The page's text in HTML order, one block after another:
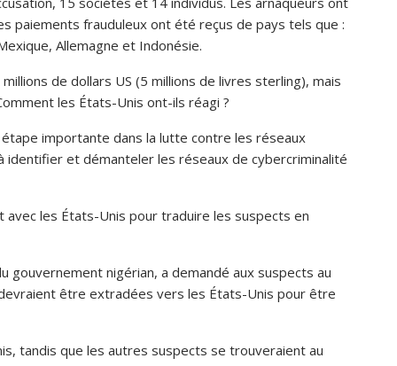
paiements frauduleux ont été reçus de pays tels que :
Allemagne et Indonésie.
de dollars US (5 millions de livres sterling), mais
les États-Unis ont-ils réagi ?
étape importante dans la lutte contre les réseaux
identifier et démanteler les réseaux de cybercriminalité
les États-Unis pour traduire les suspects en
gouvernement nigérian, a demandé aux suspects au
être extradées vers les États-Unis pour être
tandis que les autres suspects se trouveraient au